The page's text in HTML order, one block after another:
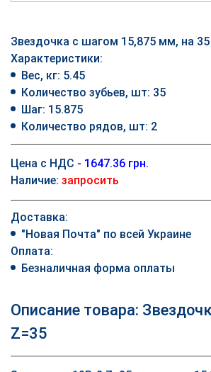
Звездочка с шагом 15,875 мм, на 35
Характеристики:
Вес, кг: 5.45
Количество зубьев, шт: 35
Шаг: 15.875
Количество рядов, шт: 2
Цена с НДС - 1647.36 грн.
Наличие: запросить
Доставка:
"Новая Почта" по всей Украине
Оплата:
Безналичная форма оплаты
Описание товара:
Z=35